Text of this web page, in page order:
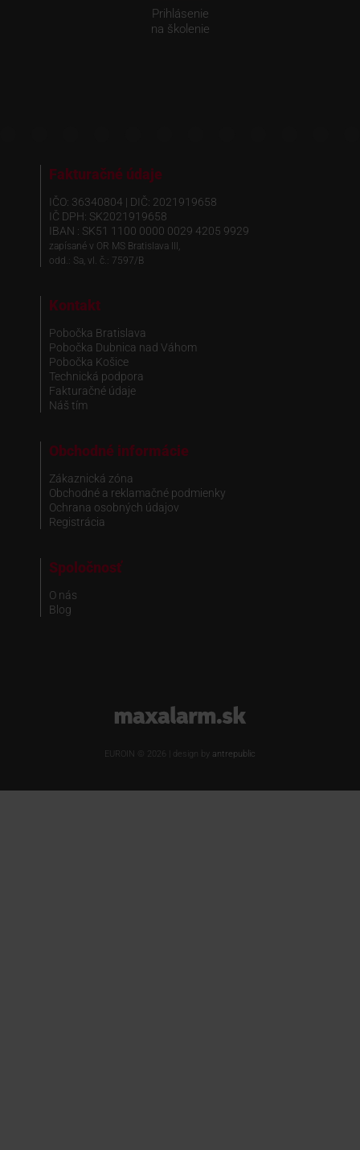
Prihlásenie
na školenie
Fakturačné údaje
IČO: 36340804 | DIČ: 2021919658
IČ DPH: SK2021919658
IBAN : SK51 1100 0000 0029 4205 9929
zapísané v OR MS Bratislava III,
odd.: Sa, vl. č.: 7597/B
Kontakt
Pobočka Bratislava
Pobočka Dubnica nad Váhom
Pobočka Košice
Technická podpora
Fakturačné údaje
Náš tím
Obchodné informácie
Zákaznická zóna
Obchodné a reklamačné podmienky
Ochrana osobných údajov
Registrácia
Spoločnosť
O nás
Blog
www.maxalarm.sk
EUROIN © 2026 | design by antrepublic